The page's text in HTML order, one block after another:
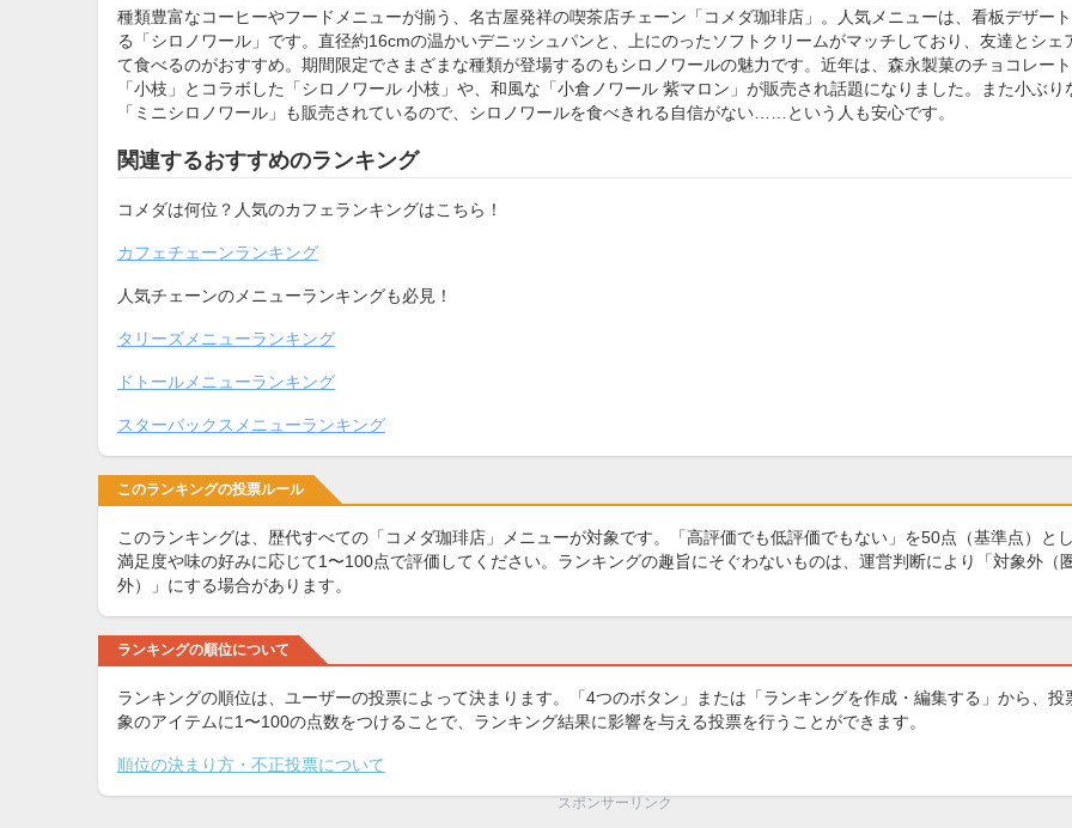
種類豊富なコーヒーやフードメニューが揃う、名古屋発祥の喫茶店チェーン「コメダ珈琲店」。人気メニューは、看板デザー
る「シロノワール」です。直径約16cmの温かいデニッシュパンと、上にのったソフトクリームがマッチしており、友達とシェ
て食べるのがおすすめ。期間限定でさまざまな種類が登場するのもシロノワールの魅力です。近年は、森永製菓のチョコレー
「小枝」とコラボした「シロノワール 小枝」や、和風な「小倉ノワール 紫マロン」が販売され話題になりました。また小ぶり
「ミニシロノワール」も販売されているので、シロノワールを食べきれる自信がない……という人も安心です。
関連するおすすめのランキング
コメダは何位？人気のカフェランキングはこちら！
カフェチェーンランキング
人気チェーンのメニューランキングも必見！
タリーズメニューランキング
ドトールメニューランキング
スターバックスメニューランキング
このランキングの投票ルール
このランキングは、歴代すべての「コメダ珈琲店」メニューが対象です。「高評価でも低評価でもない」を50点（基準点）とし
満足度や味の好みに応じて1〜100点で評価してください。ランキングの趣旨にそぐわないものは、運営判断により「対象外（
外）」にする場合があります。
ランキングの順位について
ランキングの順位は、ユーザーの投票によって決まります。「4つのボタン」または「ランキングを作成・編集する」から、投
象のアイテムに1〜100の点数をつけることで、ランキング結果に影響を与える投票を行うことができます。
順位の決まり方・不正投票について
スポンサーリンク